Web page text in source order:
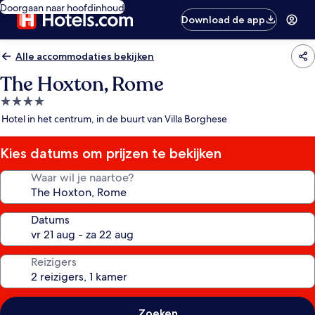
Doorgaan naar hoofdinhoud
Download de app
Alle accommodaties bekijken
The Hoxton, Rome
4.0-
sterrenaccommodatie
Hotel in het centrum, in de buurt van Villa Borghese
Kies datums om prijzen te bekijken
Waar wil je naartoe?
Datums
Reizigers